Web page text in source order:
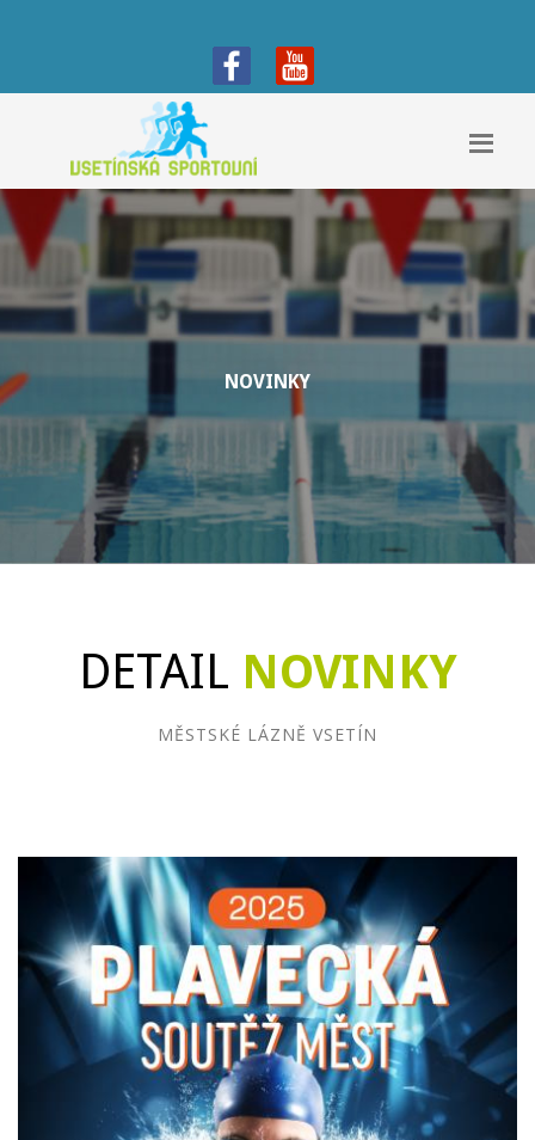
NOVINKY
DETAIL NOVINKY
MĚSTSKÉ LÁZNĚ VSETÍN